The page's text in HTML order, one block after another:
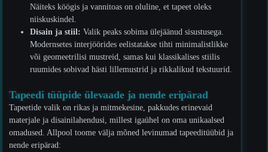
Näiteks köögis ja vannitoas on oluline, et tapeet oleks
niiskuskindel.
Disain ja stiil: Valik peaks sobima ülejäänud sisustusega.
Modernsetes interjöörides eelistatakse tihti minimalistlikke
või geomeetrilisi mustreid, samas kui klassikalises stiilis
ruumides sobivad hästi lillemustrid ja rikkalikud tekstuurid.
Tapeedi tüüpide ülevaade ja nende eripärad
Tapeetide valik on rikas ja mitmekesine, pakkudes erinevaid
materjale ja disainilahendusi, millest igaühel on oma unikaalsed
omadused. Allpool toome välja mõned levinumad tapeeditüübid ja
nende eripärad: